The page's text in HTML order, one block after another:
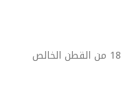
مجموعة من الاوفرات 5 قطع بسعر 18000 من القطن الخالص